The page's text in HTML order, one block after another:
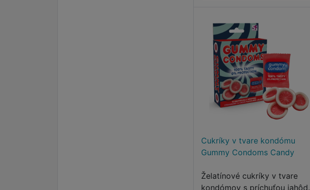
Cukríky v tvare kondómu
Gummy Condoms Candy
Želatínové cukríky v tvare
kondómov s príchuťou jahôd.